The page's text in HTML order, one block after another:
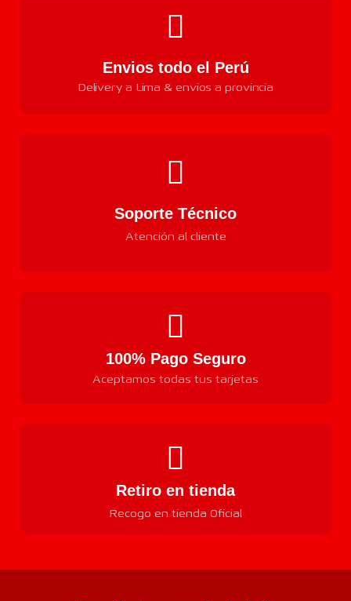
Envios todo el Perú
Delivery a Lima & envios a provincia
Soporte Técnico
Atención al cliente
100% Pago Seguro
Aceptamos todas tus tarjetas
Retiro en tienda
Recogo en tienda Oficial